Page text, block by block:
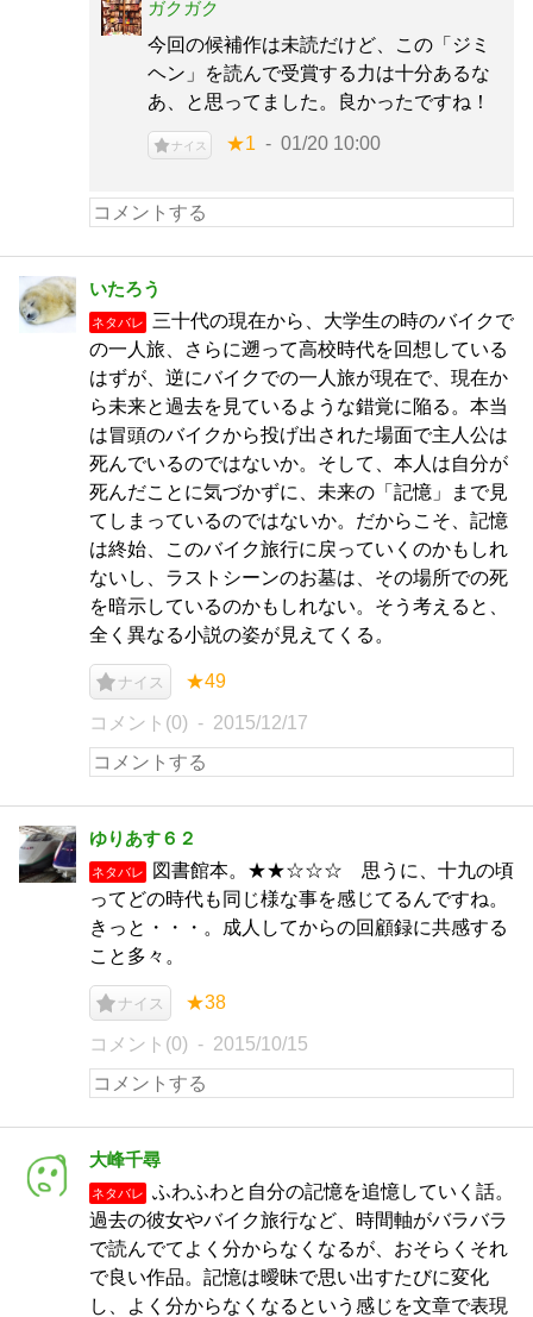
ガクガク
今回の候補作は未読だけど、この「ジミ
ヘン」を読んで受賞する力は十分あるな
あ、と思ってました。良かったですね！
ナイス ★1 01/20 10:00
いたろう
ネタバレ
三十代の現在から、大学生の時のバイクで
の一人旅、さらに遡って高校時代を回想している
はずが、逆にバイクでの一人旅が現在で、現在か
ら未来と過去を見ているような錯覚に陥る。本当
は冒頭のバイクから投げ出された場面で主人公は
死んでいるのではないか。そして、本人は自分が
死んだことに気づかずに、未来の「記憶」まで見
てしまっているのではないか。だからこそ、記憶
は終始、このバイク旅行に戻っていくのかもしれ
ないし、ラストシーンのお墓は、その場所での死
を暗示しているのかもしれない。そう考えると、
全く異なる小説の姿が見えてくる。
ナイス ★49
コメント(0) 2015/12/17
ゆりあす６２
ネタバレ
図書館本。★★☆☆☆ 思うに、十九の頃
ってどの時代も同じ様な事を感じてるんですね。
きっと・・・。成人してからの回顧録に共感する
こと多々。
ナイス ★38
コメント(0) 2015/10/15
大峰千尋
ネタバレ
ふわふわと自分の記憶を追憶していく話。
過去の彼女やバイク旅行など、時間軸がバラバラ
で読んでてよく分からなくなるが、おそらくそれ
で良い作品。記憶は曖昧で思い出すたびに変化
し、よく分からなくなるという感じを文章で表現